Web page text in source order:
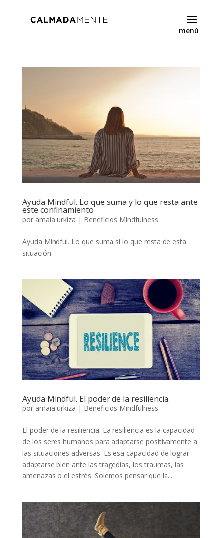
Ayuda Mindful. Lo que suma y lo que resta ante
este confinamiento
por amaia urkiza | Beneficios Mindfulness
Ayuda Mindful. Lo que suma si lo que resta de esta
situación
Ayuda Mindful. El poder de la resiliencia.
por amaia urkiza | Beneficios Mindfulness
El poder de la resiliencia. La resiliencia es la capacidad
de los seres humanos para adaptarse positivamente a
las situaciones adversas. Es esa capacidad de lograr
adaptarse bien ante las tragedias, los traumas, las
amenazas o el estrés. Solemos pensar que la...